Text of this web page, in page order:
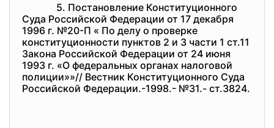
5. Постановление Конституционного
Суда Российской Федерации от 17 декабря
1996 г. №20-П « По делу о проверке
конституционности пунктов 2 и 3 части 1 ст.11
Закона Российской Федерации от 24 июня
1993 г. «О федеральных органах налоговой
полиции»»// Вестник Конституционного Суда
Российской Федерации.-1998.- №31.- ст.3824.